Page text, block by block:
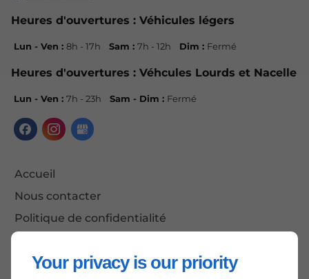
Your privacy is our priority
Heures d'ouvertures : Véhicules légers
Lun - Ven :8h - 17h Sam :7h - 12h Dim : Fermé
Heures d'ouvertures : Véhcules Lourds et Nacelle
Lun - Ven :7h - 23h Sam - Dim : Fermé
Accueil
Nous contacter
Politique de confidentialité